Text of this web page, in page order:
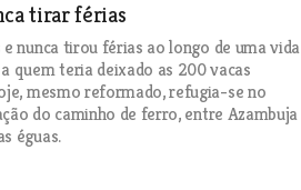
tirar férias
nunca tirou férias ao longo de uma vida
quem teria deixado as 200 vacas
mesmo reformado, refugia-se no
do caminho de ferro, entre Azambuja
éguas.